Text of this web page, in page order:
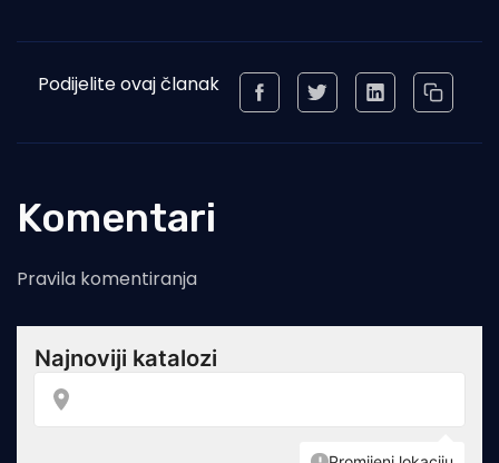
Podijelite ovaj članak
Komentari
Pravila komentiranja